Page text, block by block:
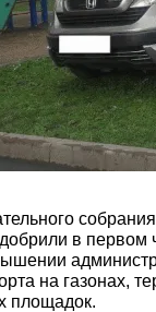
в первом
на газонах,
площадок.